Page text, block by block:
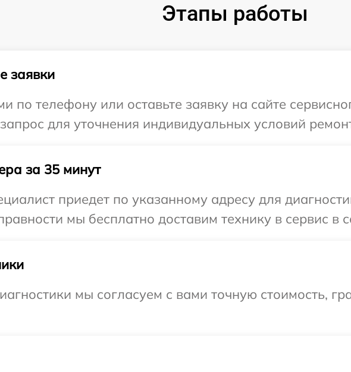
Этапы работы
заявки
по телефону или оставьте заявку на сайте
для уточнения индивидуальных условий
за 35 минут
приедет по указанному адресу для
мы бесплатно доставим технику в сервис в
мы согласуем с вами точную стоимость,